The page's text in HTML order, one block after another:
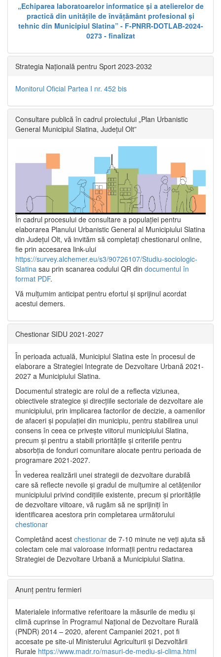
„Echiparea laboratoarelor informatice și a atelierelor de
practică din unitățile de învățământ profesional și
tehnic din Municipiul Slatina” - F-PNRR-DOTLAB-2024-
0273 - finalizat
Strategia Națională pentru Sport 2023-2032
Monitorul Oficial Partea I nr. 452 bis
Consultare publică în cadrul proiectului „Plan Urbanistic
General Municipiul Slatina, Județul Olt”
În cadrul procesului de consultare a populaţiei pentru
elaborarea Planului Urbanistic General al Municipiului Slatina
din Județul Olt, vă invităm să completați chestionarul online,
fie prin accesarea link-ului
https://survey.alchemer.eu/s3/90726107/Studiu-sociologic-
Slatina sau prin scanarea codului QR din documentul în
format PDF.
Vă mulţumim anticipat pentru efortul şi sprijinul acordat
acestui demers.
Chestionar SIDU 2021-2027
În perioada actuală, Municipiul Slatina este în procesul de
elaborare a Strategiei Integrate de Dezvoltare Urbană 2021‐
2027 a Municipiului Slatina.
Documentul strategic are rolul de a reflecta viziunea,
obiectivele strategice și direcțiile sectoriale de dezvoltare ale
municipiului, prin implicarea factorilor de decizie, a oamenilor
de afaceri și populației din municipiu, pentru stabilirea unui
consens în ceea ce privește viitorul municipiului Slatina,
precum și pentru a stabili prioritățile și criteriile pentru
absorbția de fonduri comunitare alocate pentru perioada de
programare 2021-2027.
În vederea realizării unei strategii de dezvoltare durabilă
care să reflecte nevoile și gradul de mulțumire al cetățenilor
municipiului privind condițiile existente, precum și prioritățile
de dezvoltare viitoare, vă rugăm să ne sprijiniți în
identificarea acestora prin completarea următorului
chestionar
Completând acest chestionar de 7-10 minute ne veți ajuta să
colectam cele mai valoroase informații pentru redactarea
Strategiei de Dezvoltare Urbană a Municipiului Slatina.
Anunț pentru fermieri
Materialele informative referitoare la măsurile de mediu și
climă cuprinse în Programul Național de Dezvoltare Rurală
(PNDR) 2014 – 2020, aferent Campaniei 2021, pot fi
accesate pe site-ul Ministerului Agriculturii și Dezvoltării
Rurale https://www.madr.ro/masuri-de-mediu-si-clima.html